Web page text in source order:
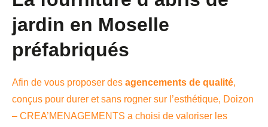
jardin en Moselle
préfabriqués
Afin de vous proposer des agencements de qualité,
conçus pour durer et sans rogner sur l’esthétique, Doizon
– CREA’MENAGEMENTS a choisi de valoriser les